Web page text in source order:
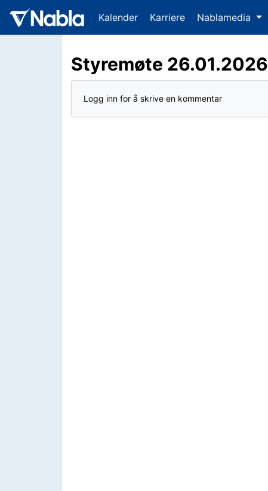
Kalender Karriere Nablamedia
Styremøte 26.01.2026
Logg inn for å skrive en kommentar